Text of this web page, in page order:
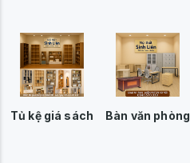
Tủ kệ giá sách Bàn văn phòng